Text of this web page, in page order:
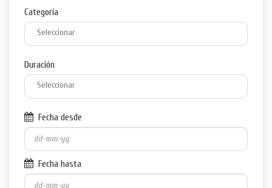
Categoría
Duración
Fecha desde
Fecha hasta